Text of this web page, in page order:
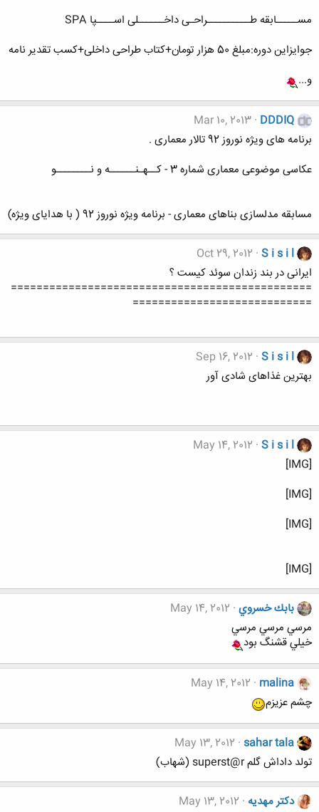
مســـــابقه طــــــــــراحـی داخــــــلی اســــپا SPA
جوایزاین دوره:مبلغ 50 هزار تومان+کتاب طراحی داخلی+کسب تقدیر نامه
و...
DDDIQ
Mar 10, 2013
برنامه های ویژه نوروز 92 تالار معماری .
عکاسی موضوعی معماری شماره 3 - کــهـنــــــه و نــــــــو
مسابقه مدلسازی بناهای معماری - برنامه ویژه نوروز 92 ( با هدایای ویژه)
S i s i l
Oct 29, 2012
ایرانی در بند زندان سوئد کیست ؟
===============================================
============================
S i s i l
Sep 16, 2012
بهترین غذاهای شادی آور
S i s i l
May 14, 2012
[IMG]
[IMG]
[IMG]
[IMG]
بابك خسروي May 14, 2012
مرسي مرسي مرسي
خيلي قشنگ بود
malina
May 14, 2012
چشم عزیزم
sahar tala
May 13, 2012
تولد داداش گلم superst@r (شهاب)
دکتر مهدیه May 13, 2012